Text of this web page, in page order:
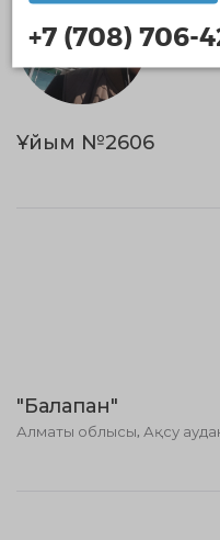
Ұйым №2606
"Балапан"
Алматы облысы, Ақсу
+7 (708) 706-